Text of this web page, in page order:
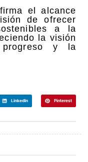
el alcance
de ofrecer
a la
la visión
y la
LinkedIn Pinterest